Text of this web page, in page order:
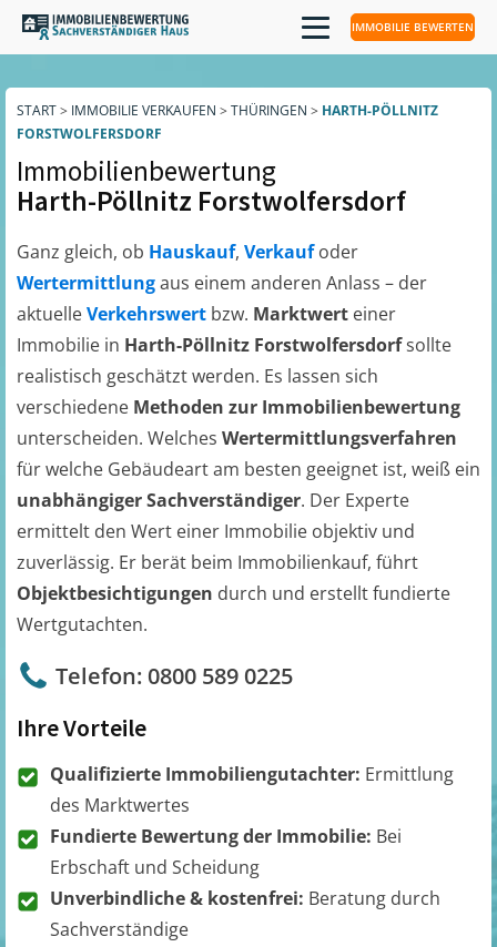
IMMOBILIE BEWERTEN
START> IMMOBILIE VERKAUFEN > THÜRINGEN > HARTH-PÖLLNITZ
FORSTWOLFERSDORF
Immobilienbewertung
Harth-Pöllnitz Forstwolfersdorf
Ganz gleich, ob Hauskauf, Verkaufoder
Wertermittlungaus einem anderen Anlass – der
aktuelleVerkehrswert bzw. Marktwert einer
Immobilie in Harth-Pöllnitz Forstwolfersdorfsollte
realistisch geschätzt werden. Es lassen sich
verschiedene Methoden zur Immobilienbewertung
unterscheiden. Welches Wertermittlungsverfahren
für welche Gebäudeart am besten geeignet ist, weiß ein
unabhängiger Sachverständiger. Der Experte
ermittelt den Wert einer Immobilie objektiv und
zuverlässig. Er berät beim Immobilienkauf, führt
Objektbesichtigungen durch und erstellt fundierte
Wertgutachten.
Telefon: 0800 589 0225
Ihre Vorteile
Qualifizierte Immobiliengutachter: Ermittlung
des Marktwertes
Fundierte Bewertung der Immobilie: Bei
Erbschaft und Scheidung
Unverbindliche & kostenfrei: Beratung durch
Sachverständige